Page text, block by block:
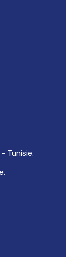
Tunisie.